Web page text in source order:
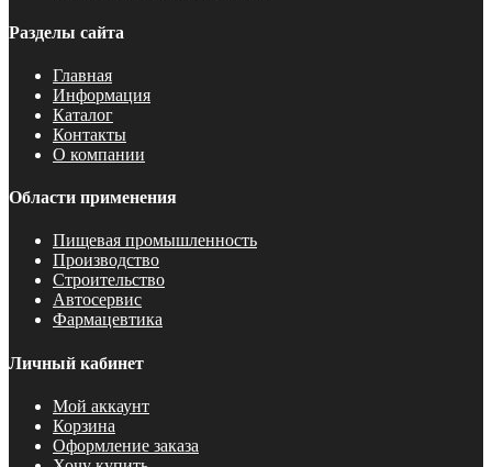
Разделы сайта
Главная
Информация
Каталог
Контакты
О компании
Области применения
Пищевая промышленность
Производство
Строительство
Автосервис
Фармацевтика
Личный кабинет
Мой аккаунт
Корзина
Оформление заказа